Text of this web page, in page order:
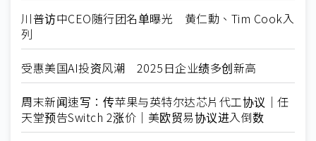
川普访中CEO随行团名单曝光 黄仁勳、Tim Cook入
列
受惠美国AI投资风潮 2025日企业绩多创新高
周末新闻速写：传苹果与英特尔达芯片代工协议｜任
天堂预告Switch 2涨价｜美欧贸易协议进入倒数